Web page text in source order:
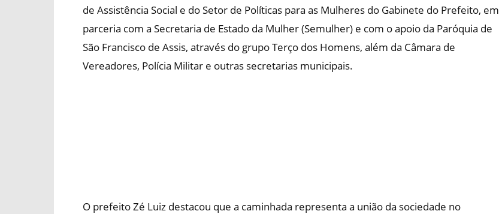
de Assistência Social e do Setor de Políticas para as Mulheres do Gabinete do Prefeito, em
parceria com a Secretaria de Estado da Mulher (Semulher) e com o apoio da Paróquia de
São Francisco de Assis, através do grupo Terço dos Homens, além da Câmara de
Vereadores, Polícia Militar e outras secretarias municipais.
O prefeito Zé Luiz destacou que a caminhada representa a união da sociedade no